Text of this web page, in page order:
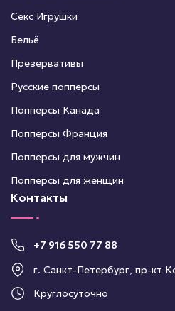
Секс Игрушки
Бельё
Презервативы
Русские попперсы
Попперсы Канада
Попперсы Франция
Попперсы для мужчин
Попперсы для женщин
Контакты
+7 916 550 77 88
г. Санкт-Петербург, пр-кт
Круглосуточно